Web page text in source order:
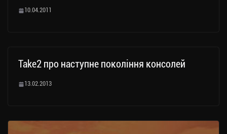
10.04.2011
Take2 про наступне покоління консолей
13.02.2013